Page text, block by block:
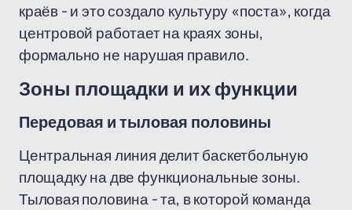
краёв - и это создало культуру «поста», когда
центровой работает на краях зоны,
формально не нарушая правило.
Зоны площадки и их функции
Передовая и тыловая половины
Центральная линия делит баскетбольную
площадку на две функциональные зоны.
Тыловая половина - та, в которой команда